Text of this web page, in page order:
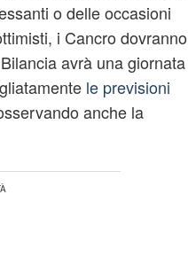
o delle occasioni
i Cancro dovranno
avrà una giornata
le previsioni
anche la